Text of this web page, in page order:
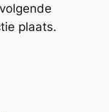
plaats.